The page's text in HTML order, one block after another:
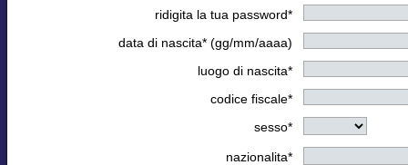
ridigita la tua password*
data di nascita* (gg/mm/aaaa)
luogo di nascita*
codice fiscale*
sesso*
nazionalita*